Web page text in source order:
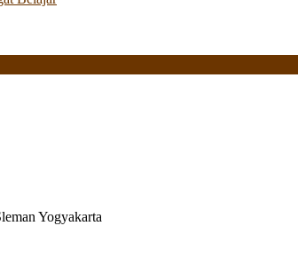
Yogyakarta